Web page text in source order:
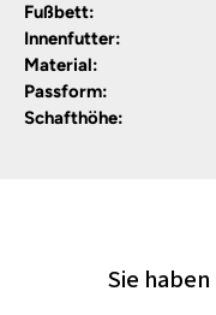
Fußbett:
Innenfutter:
Material:
Passform:
Schafthöhe:
Sie haben